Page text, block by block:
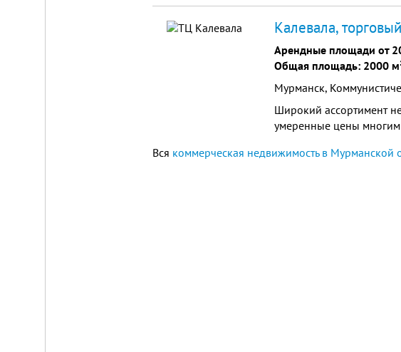
Калевала,
Арендные площади от
Общая площадь: 2000
Мурманск,
Широкий ассортимент
умеренные цены
Вся коммерческая недвижимость в Мурманской